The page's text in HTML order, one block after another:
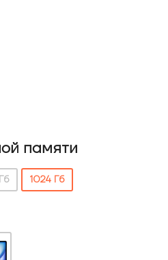
памяти
1024 Гб